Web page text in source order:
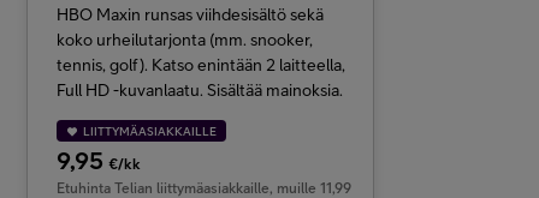
HBO Maxin runsas viihdesisältö sekä
koko urheilutarjonta (mm. snooker,
tennis, golf). Katso enintään 2 laitteella,
Full HD -kuvanlaatu. Sisältää mainoksia.
LIITTYMÄASIAKKAILLE
9,95 €/kk
Etuhinta Telian liittymäasiakkaille, muille 11,99